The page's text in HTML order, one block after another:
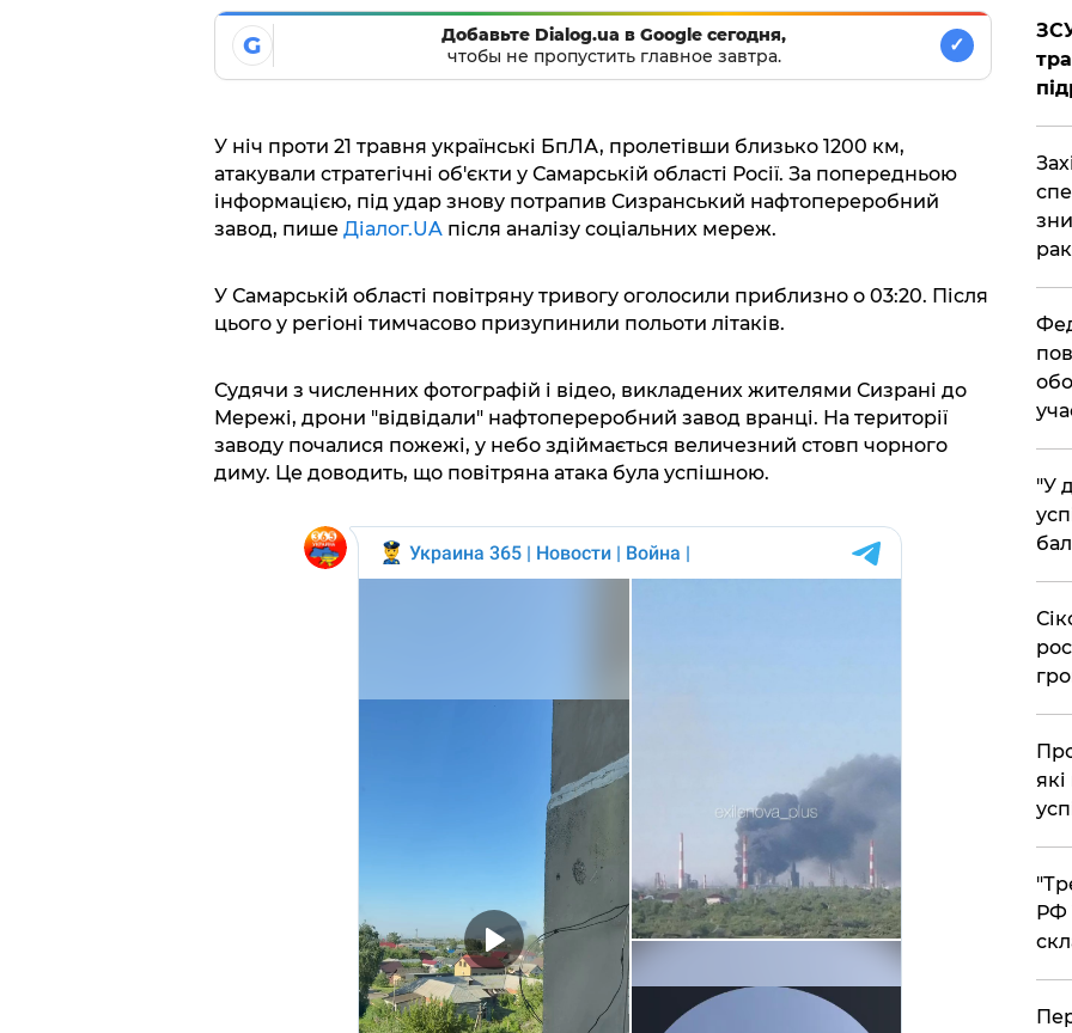
G
Добавьте Dialog.ua в Google сегодня,
чтобы не пропустить главное завтра.
✓
У ніч проти 21 травня українські БпЛА, пролетівши близько 1200 км,
атакували стратегічні об'єкти у Самарській області Росії. За попередньою
інформацією, під удар знову потрапив Сизранський нафтопереробний
завод, пише Діалог.UAпісля аналізу соціальних мереж.
У Самарській області повітряну тривогу оголосили приблизно о 03:20. Після
цього у регіоні тимчасово призупинили польоти літаків.
Судячи з численних фотографій і відео, викладених жителями Сизрані до
Мережі, дрони "відвідали" нафтопереробний завод вранці. На території
заводу почалися пожежі, у небо здіймається величезний стовп чорного
диму. Це доводить, що повітряна атака була успішною.
​"У
РФ